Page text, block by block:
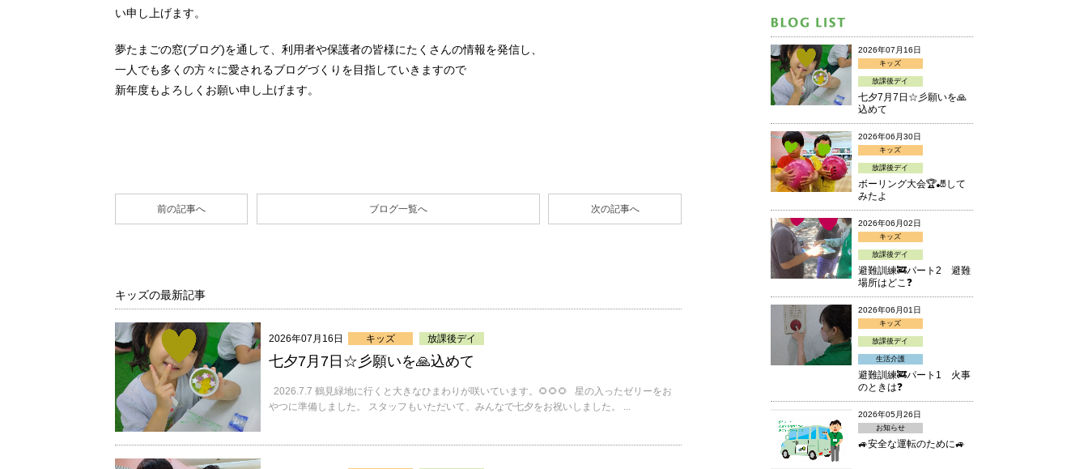
い申し上げます。
夢たまごの窓(ブログ)を通して、利用者や保護者の皆様にたくさんの情報を発信し、
一人でも多くの方々に愛されるブログづくりを目指していきますので
新年度もよろしくお願い申し上げます。
前の記事へ ブログ一覧へ 次の記事へ
キッズの最新記事
2026年07月16日 キッズ 放課後デイ
七夕7月7日☆彡願いを🙏込めて
2026.7.7 鶴見緑地に行くと大きなひまわりが咲いています。🌻🌻🌻 星の入ったゼリーをお
やつに準備しました。 スタッフもいただいて、みんなで七夕をお祝いしました。 ...
2026年07月16日
キッズ
放課後デイ
七夕7月7日☆彡願いを🙏
込めて
2026年06月30日
キッズ
放課後デイ
ボーリング大会🏆🎳して
みたよ
2026年06月02日
キッズ
放課後デイ
避難訓練🚒パート2 避難
場所はどこ❓
2026年06月01日
キッズ
放課後デイ
生活介護
避難訓練🚒パート1 火事
のときは❓
2026年05月26日
お知らせ
🚙安全な運転のために🚙